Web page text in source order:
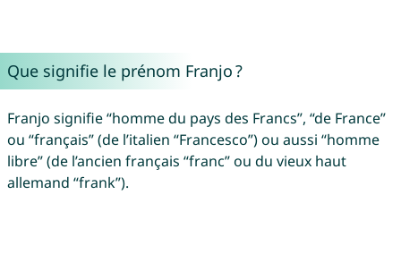
Que signifie le prénom Franjo ?
Franjo signifie “homme du pays des Francs”, “de France”
ou “français” (de l’italien “Francesco”) ou aussi “homme
libre” (de l’ancien français “franc” ou du vieux haut
allemand “frank”).